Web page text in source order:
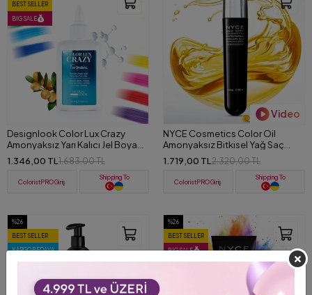
BEST SELLER
BIG SALE
Designlook Color Lux Crazy
Amonyaksız Yarı Kalıcı Jel Boya
150 ML
1.346,00 TL 1.683,00 TL
ColoristPRO Giriş
Shipping To
Video
NYCE Cosmetics Color Oil
Amonyaksız Bitkisel Yağ Saç
Boyası 150 ml
1.719,00 TL 2.320,00 TL
ColoristPRO Giriş
Shipping To
%26
BEST SELLER
KARGO BEDAVA
%26
BEST SELLER
BIG SALE